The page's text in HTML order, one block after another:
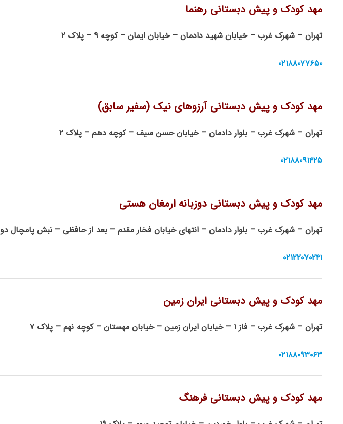
مهد کودک و پیش دبستانی رهنما
تهران – شهرک‌ غرب – خیابان شهید دادمان – خیابان ایمان – کوچه ۹ – پلاک ۲
۰۲۱۸۸۰۷۷۶۵۰
مهد کودک و پیش دبستانی آرزوهای نیک (سفیر سابق)
تهران – شهرک غرب – بلوار دادمان – خیابان حسن سیف – کوچه دهم – پلاک ۲
۰۲۱۸۸۰۹۱۴۲۵
مهد کودک و پیش دبستانی دوزبانه ارمغان هستی
تهران – شهرک غرب – بلوار دادمان – انتهای خیابان فخار مقدم – بعد از حافظی – نبش پامچال دو
۰۲۱۲۲۰۷۰۲۴۱
مهد کودک و پیش دبستانی ایران زمین
تهران – شهرک غرب – فاز ۱ – خیابان ایران زمین – خیابان مهستان – کوچه نهم – پلاک ۷
۰۲۱۸۸۰۹۳۰۶۳
مهد کودک و پیش دبستانی فرهنگ